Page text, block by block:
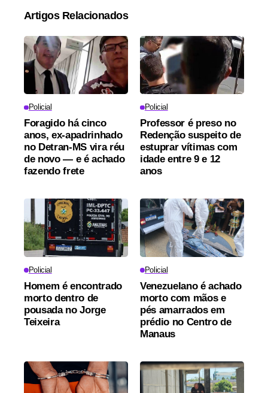
Artigos Relacionados
Policial
Foragido há cinco
anos, ex-apadrinhado
no Detran-MS vira réu
de novo — e é achado
fazendo frete
Policial
Professor é preso no
Redenção suspeito de
estuprar vítimas com
idade entre 9 e 12
anos
Policial
Homem é encontrado
morto dentro de
pousada no Jorge
Teixeira
Policial
Venezuelano é achado
morto com mãos e
pés amarrados em
prédio no Centro de
Manaus